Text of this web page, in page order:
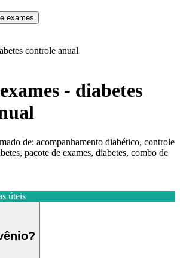
exames
controle anual
- diabetes
de: acompanhamento diabético, controle
pacote de exames, diabetes, combo de
úteis